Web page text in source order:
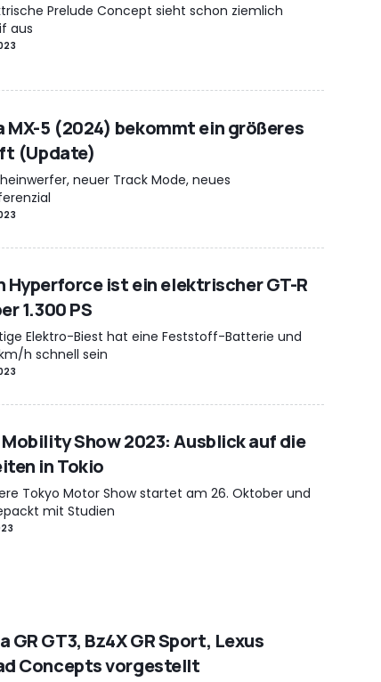
Prelude Concept sieht schon ziemlich
aus
MX-5 (2024) bekommt ein größeres
(Update)
neuer Track Mode, neues
Hyperforce ist ein elektrischer GT-R
1.300 PS
Elektro-Biest hat eine Feststoff-Batterie und
h schnell sein
Show 2023: Ausblick auf die
in Tokio
Tokyo Motor Show startet am 26. Oktober und
mit Studien
GR GT3, Bz4X GR Sport, Lexus
Concepts vorgestellt